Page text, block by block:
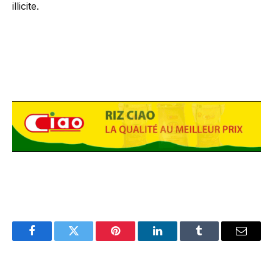
illicite.
FacebookTwitter Pinterest LinkedInTumblr Email